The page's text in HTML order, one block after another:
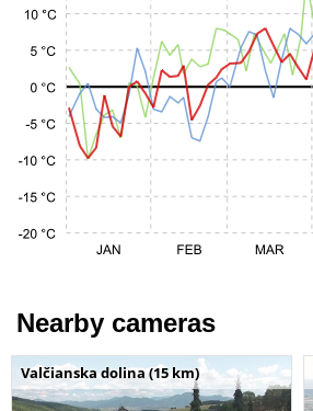
Nearby cameras
Valčianska dolina (15 km)